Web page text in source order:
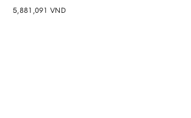
5,881,091 VND